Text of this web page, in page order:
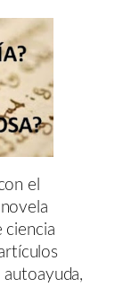
el
ciencia